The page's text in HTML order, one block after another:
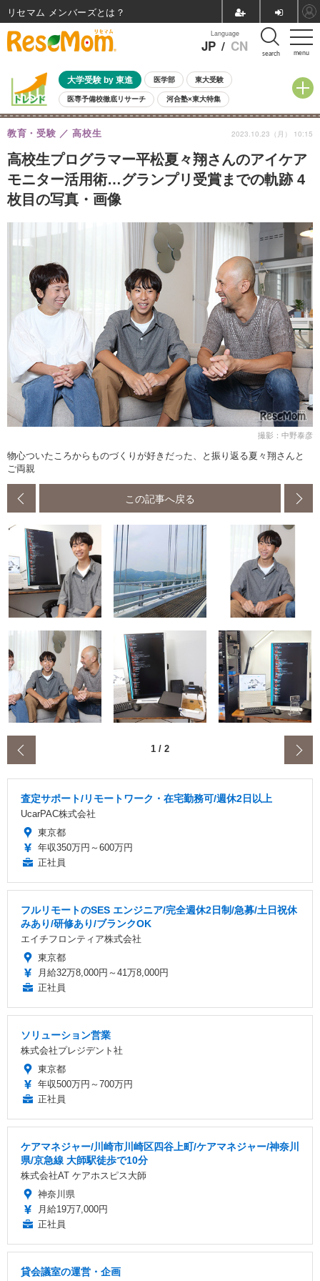
menu
Language
JP / CN search
大学受験 by 東進 医学部 東大受験
医専予備校徹底リサーチ 河合塾×東大特集
親子で考える大学選び 高校受験 中学受験 小学校受験
共通テスト 夏休み
8月開催イベント・WS 全国公立高校 過去問 人気記事
自由研究教材（小学生向け） 自由研究教材（中学生向け） ランキング
高校生プログラマー平松夏々翔さんのアイケア
モニター活用術…グランプリ受賞までの軌跡 4
枚目の写真・画像
教育・受験 高校生 2023.10.23（月） 10:15
撮影：中野泰彦
物心ついたころからものづくりが好きだった、と振り返る夏々翔さんと
ご両親
この記事へ戻る
1 / 2
査定サポート/リモートワーク・在宅勤務可/週休2日以上
UcarPAC株式会社
東京都
年収350万円～600万円
正社員
フルリモートのSES エンジニア/完全週休2日制/急募/土日祝休
みあり/研修あり/ブランクOK
エイチフロンティア株式会社
東京都
月給32万8,000円～41万8,000円
正社員
ソリューション営業
株式会社プレジデント社
東京都
年収500万円～700万円
正社員
ケアマネジャー/川崎市川崎区四谷上町/ケアマネジャー/神奈川
県/京急線 大師駅徒歩で10分
株式会社AT ケアホスピス大師
神奈川県
月給19万7,000円
正社員
貸会議室の運営・企画
リセマム メンバーズ